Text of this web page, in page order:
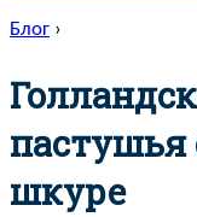
Блог ›
пастушья
шкуре